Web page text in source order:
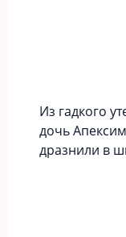
Из гадкого
дочь
дразнили в